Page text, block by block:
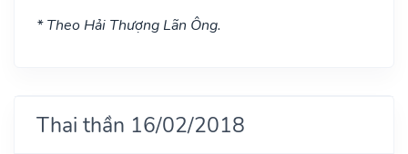
* Theo Hải Thượng Lãn Ông.
Thai thần 16/02/2018